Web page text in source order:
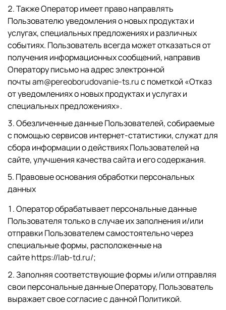
Также Оператор имеет право направлять
Пользователю уведомления о новых продуктах и
услугах, специальных предложениях и различных
событиях. Пользователь всегда может отказаться от
получения информационных сообщений, направив
Оператору письмо на адрес электронной
почтыam@pereoborudovanie-ts.ruс пометкой «Отказ
от уведомлениях о новых продуктах и услугах и
специальных предложениях».
Обезличенные данные Пользователей, собираемые
с помощью сервисов интернет-статистики, служат для
сбора информации о действиях Пользователей на
сайте, улучшения качества сайта и его содержания.
5. Правовые основания обработки персональных
данных
Оператор обрабатывает персональные данные
Пользователя только в случае их заполнения и/или
отправки Пользователем самостоятельно через
специальные формы, расположенные на
сайтеhttps://lab-td.ru/;
Заполняя соответствующие формы и/или отправляя
свои персональные данные Оператору, Пользователь
выражает свое согласие с данной Политикой.